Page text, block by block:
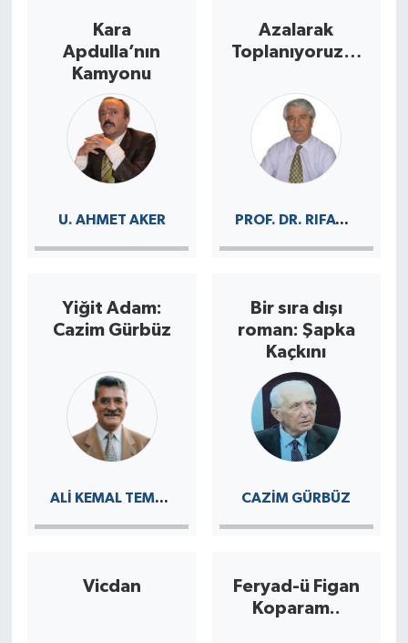
Kara
Apdulla’nın
Kamyonu
U. AHMET AKER
Azalarak
Toplanıyoruz…
PROF. DR. RIFAT YILDIZ
Yiğit Adam:
Cazim Gürbüz
ALI KEMAL TEMUÇIN
Bir sıra dışı
roman: Şapka
Kaçkını
CAZIM GÜRBÜZ
Vicdan
Feryad-ü Figan
Koparam..